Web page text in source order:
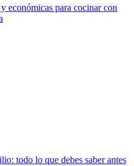
económicas para cocinar con
todo lo que debes saber antes